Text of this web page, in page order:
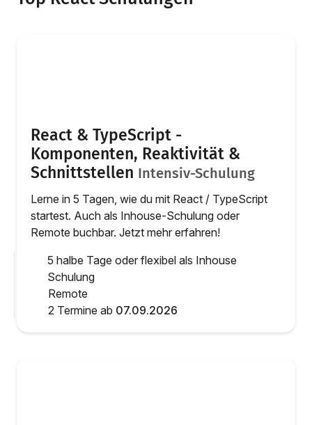
React & TypeScript -
Komponenten, Reaktivität &
Schnittstellen Intensiv-Schulung
Lerne in 5 Tagen, wie du mit React / TypeScript
startest. Auch als Inhouse-Schulung oder
Remote buchbar. Jetzt mehr erfahren!
5 halbe Tage oder flexibel als Inhouse
Schulung
Remote
2 Termine ab 07.09.2026